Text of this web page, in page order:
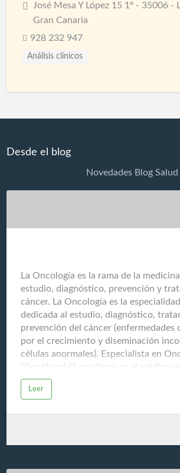
José Mesa Y López 15 1º - 35006 -
Gran Canaria
928 232 947
Análisis clínicos
Desde el blog
Novedades Blog Salud
La Oncología es la rama de la
estudio, diagnóstico, prevención y
cáncer. La Oncología es la
dedicada al estudio, diagnóstico,
prevención del cáncer (enfermedades
por el crecimiento y diseminación
células anormales). Especialista en
(Oncólogo) El oncólogo es el médico
y trata el cáncer, y es generalmente el
coordinar el plan de atención del
Determinar el tipo, la ubicación y el
Recomendar y gestionar la
Leer